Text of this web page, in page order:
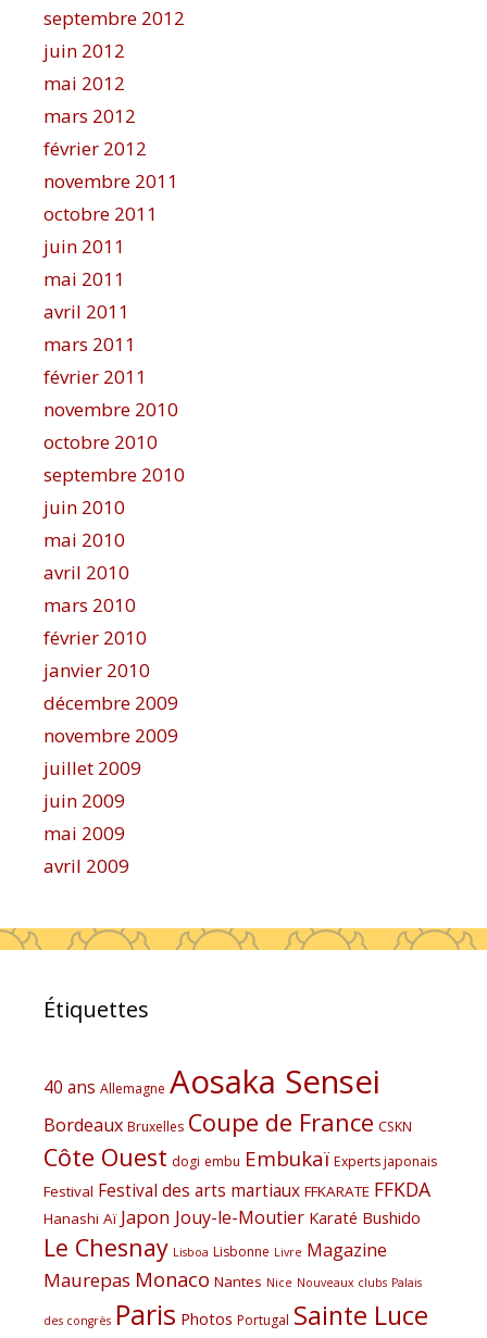
septembre 2012
juin 2012
mai 2012
mars 2012
février 2012
novembre 2011
octobre 2011
juin 2011
mai 2011
avril 2011
mars 2011
février 2011
novembre 2010
octobre 2010
septembre 2010
juin 2010
mai 2010
avril 2010
mars 2010
février 2010
janvier 2010
décembre 2009
novembre 2009
juillet 2009
juin 2009
mai 2009
avril 2009
Étiquettes
40 ans Allemagne Aosaka Sensei
Bordeaux Bruxelles Coupe de France CSKN
Côte Ouest dogi embu Embukaï Experts japonais
Festival Festival des arts martiaux FFKARATE FFKDA
Hanashi Aï Japon Jouy-le-Moutier Karaté Bushido
Le Chesnay Lisboa Lisbonne Livre Magazine
Maurepas Monaco Nantes Nice Nouveaux clubs Palais
des congrès Paris Photos Portugal Sainte Luce